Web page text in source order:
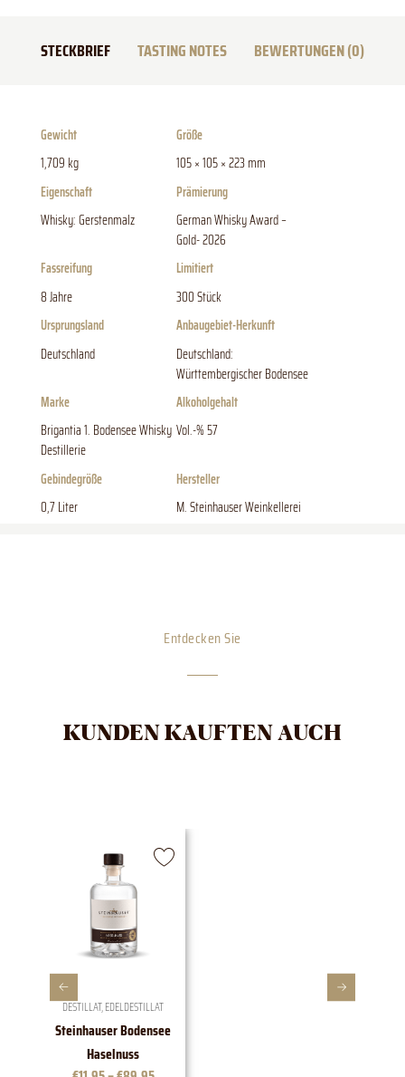
STECKBRIEF TASTING NOTES BEWERTUNGEN (0)
Gewicht
1,709 kg
Größe
105 × 105 × 223 mm
Eigenschaft
Whisky: Gerstenmalz
Prämierung
German Whisky Award –
Gold- 2026
Fassreifung
8 Jahre
Limitiert
300 Stück
Ursprungsland
Deutschland
Anbaugebiet-Herkunft
Deutschland:
Württembergischer Bodensee
Marke
Brigantia 1. Bodensee Whisky
Destillerie
Alkoholgehalt
Vol.-% 57
Gebindegröße
0,7 Liter
Hersteller
M. Steinhauser Weinkellerei
Entdecken Sie
KUNDEN KAUFTEN AUCH
DESTILLAT,EDELDESTILLAT
Steinhauser Bodensee
Haselnuss